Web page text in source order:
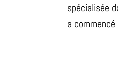
spécialisée
a